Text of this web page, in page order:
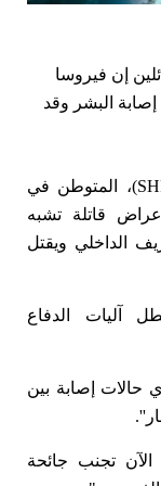
إن فيروسا
البشر وقد
ويتسبب فيروس حمى القرد النزفية (SHFV)، المتوطن في
قاتلة تشبه
الداخلي ويقتل
آليات الدفاع
حالات إصابة بين
الآن تجنب جائحة